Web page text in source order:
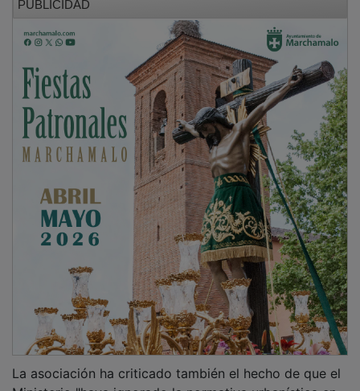
Ministerio "haya ignorado la normativa urbanística en